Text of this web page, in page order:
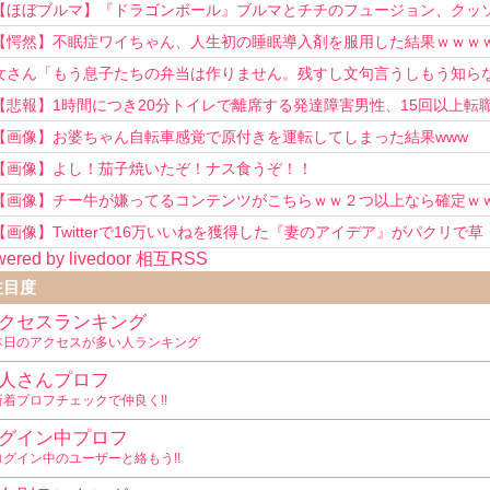
【ほぼブルマ】『ドラゴンボール』ブルマとチチのフュージョン、クッ
可愛すぎるwwwwwww
【愕然】不眠症ワイちゃん、人生初の睡眠導入剤を服用した結果ｗｗｗ
さん「もう息子たちの弁当は作りません。残すし文句言うしもう知ら
い！」
【悲報】1時間につき20分トイレで離席する発達障害男性、15回以上転
を重ねてしまう
【画像】お婆ちゃん自転車感覚で原付きを運転してしまった結果www
【画像】よし！茄子焼いたぞ！ナス食うぞ！！
【画像】チー牛が嫌ってるコンテンツがこちらｗｗ２つ以上なら確定ｗ
【画像】Twitterで16万いいねを獲得した『妻のアイデア』がパクリで草
by livedoor 相互RSS
目度
セスランキング
日のアクセスが多い人ランキング
さんプロフ
着プロフチェックで仲良く!!
イン中プロフ
グイン中のユーザーと絡もう!!